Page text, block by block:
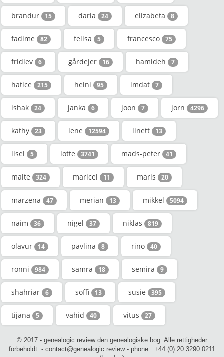
brandur 15 daria 24 elizabeta 8
fadime 82 felisa 5 francesco 75
fridlev 6 gårdejer 16 hamideh 7
hatice 215 heini 95 imdat 7
ishak 24 janka 6 joon 7 jorn 4296
kathy 23 lene 12594 linett 13
lisel 5 lotte 3741 mads-peter 41
malte 324 maricel 11 maris 20
marzena 47 merian 13 mikkel 5094
naim 36 nigel 37 niklas 819
olavur 14 pavlina 8 rino 40
ronni 984 samra 18 semira 9
shahriar 6 soffi 13 susie 395
tijana 5 vahid 40 vitus 27
© 2017 - genealogic.review den genealogiske bog. Alle rettigheder
forbeholdt. - contact@genealogic.review - phone : +44 (0) 20 3290 0211